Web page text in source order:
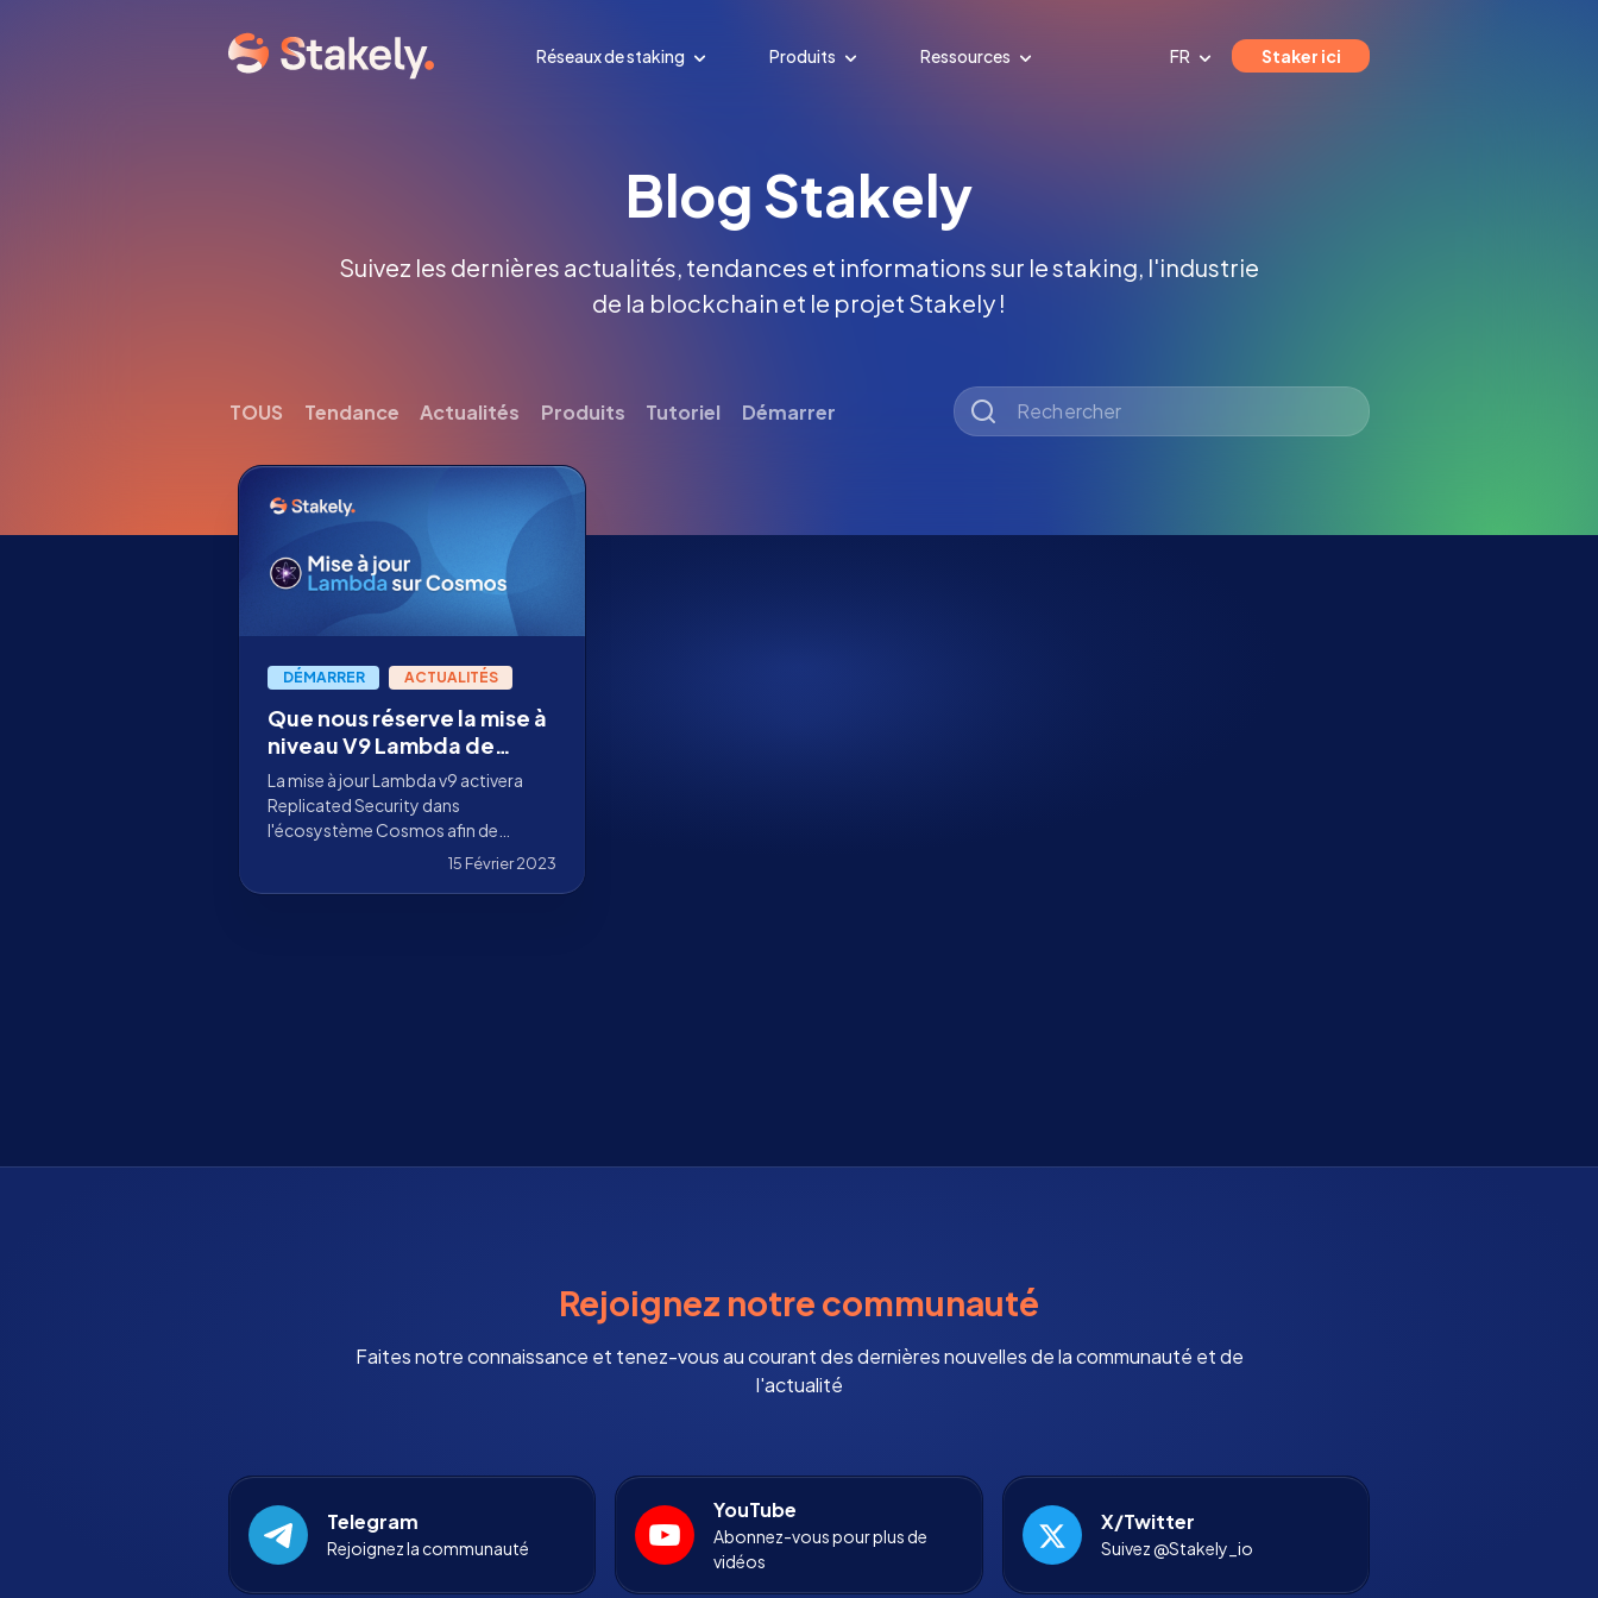
Réseaux de staking Produits Ressources FR Staker ici
Blog Stakely
Suivez les dernières actualités, tendances et informations sur le staking, l'industrie
de la blockchain et le projet Stakely !
TOUS Tendance Actualités Produits Tutoriel Démarrer
DÉMARRER ACTUALITÉS
Que nous réserve la mise à
niveau V9 Lambda de
Cosmos ?
La mise à jour Lambda v9 activera
Replicated Security dans
l'écosystème Cosmos afin de
répliquer la sécurité de Cosmos Hub
15 Février 2023
Rejoignez notre communauté
Faites notre connaissance et tenez-vous au courant des dernières nouvelles de la communauté et de
l'actualité
Telegram
Rejoignez la communauté
YouTube
Abonnez-vous pour plus de
vidéos
X/Twitter
Suivez @Stakely_io